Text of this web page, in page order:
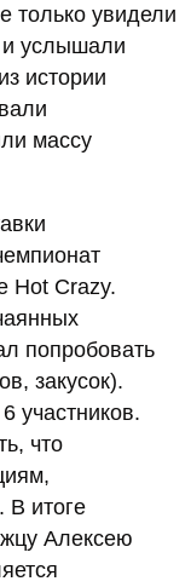
только увидели
и услышали
истории
массу
Hot Crazy.
попробовать
закусок).
участников.
что
В итоге
Алексею